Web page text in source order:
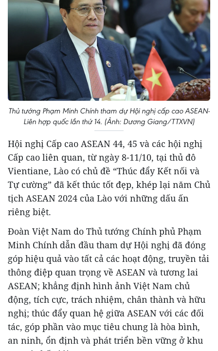
Thủ tướng Phạm Minh Chính tham dự Hội nghị cấp cao ASEAN-
Liên hợp quốc lần thứ 14. (Ảnh: Dương Giang/TTXVN)
Hội nghị Cấp cao ASEAN 44, 45 và các hội nghị
Cấp cao liên quan, từ ngày 8-11/10, tại thủ đô
Vientiane, Lào có chủ đề “Thúc đẩy Kết nối và
Tự cường” đã kết thúc tốt đẹp, khép lại năm Chủ
tịch ASEAN 2024 của Lào với những dấu ấn
riêng biệt.
Đoàn Việt Nam do Thủ tướng Chính phủ Phạm
Minh Chính dẫn đầu tham dự Hội nghị đã đóng
góp hiệu quả vào tất cả các hoạt động, truyền tải
thông điệp quan trọng về ASEAN và tương lai
ASEAN; khẳng định hình ảnh Việt Nam chủ
động, tích cực, trách nhiệm, chân thành và hữu
nghị; thúc đẩy quan hệ giữa ASEAN với các đối
tác, góp phần vào mục tiêu chung là hòa bình,
an ninh, ổn định và phát triển bền vững ở khu